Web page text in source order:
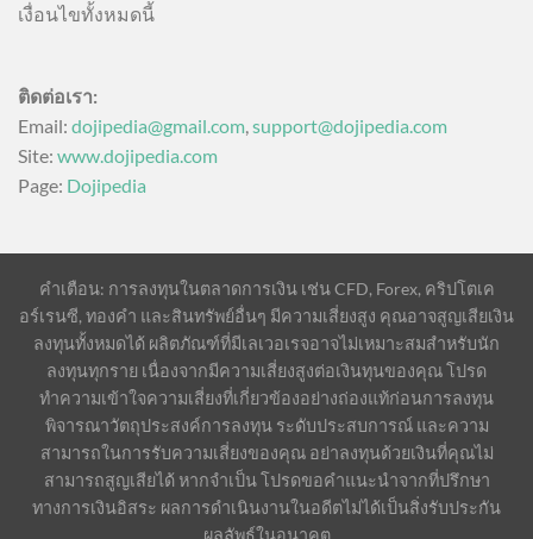
เงื่อนไขทั้งหมดนี้
ติดต่อเรา:
Email: dojipedia@gmail.com,support@dojipedia.com
Site: www.dojipedia.com
Page: Dojipedia
คำเตือน: การลงทุนในตลาดการเงิน เช่น CFD, Forex, คริปโตเค
อร์เรนซี, ทองคำ และสินทรัพย์อื่นๆ มีความเสี่ยงสูง คุณอาจสูญเสียเงิน
ลงทุนทั้งหมดได้ ผลิตภัณฑ์ที่มีเลเวอเรจอาจไม่เหมาะสมสำหรับนัก
ลงทุนทุกราย เนื่องจากมีความเสี่ยงสูงต่อเงินทุนของคุณ โปรด
ทำความเข้าใจความเสี่ยงที่เกี่ยวข้องอย่างถ่องแท้ก่อนการลงทุน
พิจารณาวัตถุประสงค์การลงทุน ระดับประสบการณ์ และความ
สามารถในการรับความเสี่ยงของคุณ อย่าลงทุนด้วยเงินที่คุณไม่
สามารถสูญเสียได้ หากจำเป็น โปรดขอคำแนะนำจากที่ปรึกษา
ทางการเงินอิสระ ผลการดำเนินงานในอดีตไม่ได้เป็นสิ่งรับประกัน
ผลลัพธ์ในอนาคต